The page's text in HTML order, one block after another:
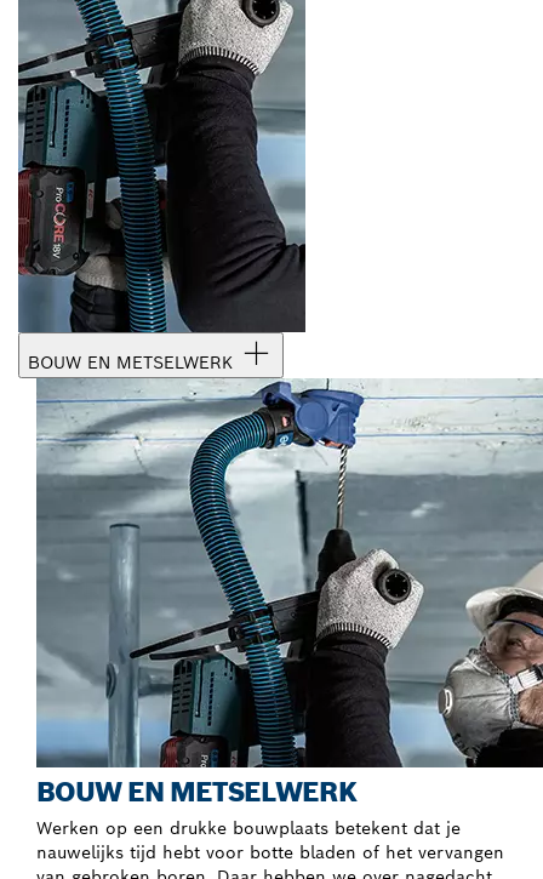
BOUW EN METSELWERK
BOUW EN METSELWERK
Werken op een drukke bouwplaats betekent dat je
nauwelijks tijd hebt voor botte bladen of het vervangen